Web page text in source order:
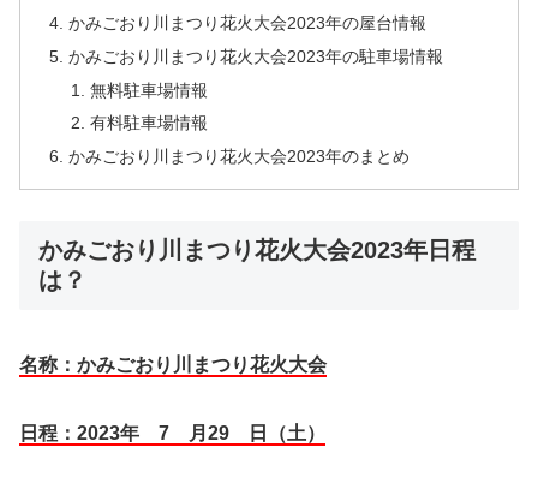
かみごおり川まつり花火大会2023年の屋台情報
かみごおり川まつり花火大会2023年の駐車場情報
無料駐車場情報
有料駐車場情報
かみごおり川まつり花火大会2023年のまとめ
かみごおり川まつり花火大会2023年日程
は？
名称：かみごおり川まつり花火大会
日程：2023年 7 月29 日（土）